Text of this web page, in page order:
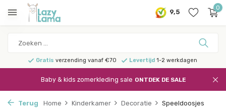
9,5
0
Gratis verzending vanaf €70 Levertijd1-2 werkdagen
Baby & kids zomerkleding sale ONTDEK DE SALE
Terug Home Kinderkamer Decoratie Speeldoosjes